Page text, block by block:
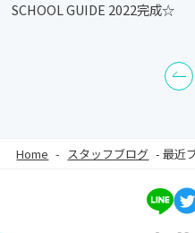
SCHOOL GUIDE 2022完成☆
Home - スタッフブログ -最近